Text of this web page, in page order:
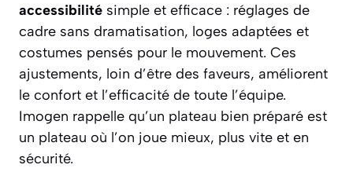
accessibilité simple et efficace : réglages de
cadre sans dramatisation, loges adaptées et
costumes pensés pour le mouvement. Ces
ajustements, loin d’être des faveurs, améliorent
le confort et l’efficacité de toute l’équipe.
Imogen rappelle qu’un plateau bien préparé est
un plateau où l’on joue mieux, plus vite et en
sécurité.